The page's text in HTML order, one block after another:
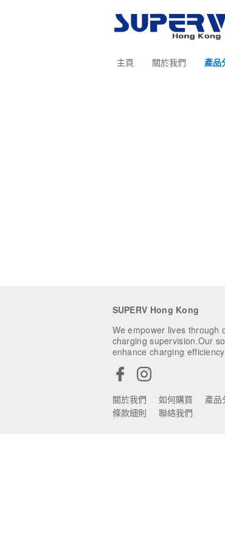
主頁 關於我們 產品
SUPERV Hong Kong
We empower lives through
charging supervision.Our
enhance charging efficiency
關於我們 如何購買
產品
條款細則
聯絡我們